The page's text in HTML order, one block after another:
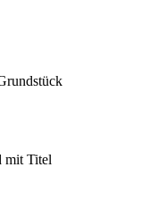
mit Titel